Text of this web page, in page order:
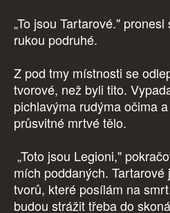
„To jsou Tartarové."
rukou podruhé.
Z pod tmy místnosti se
tvorové, než byli tito.
pichlavýma rudýma očima
průsvitné mrtvé tělo.
„Toto jsou Legioni,"
mích poddaných. Tartarové
tvorů, které posílám na
budou strážit třeba do